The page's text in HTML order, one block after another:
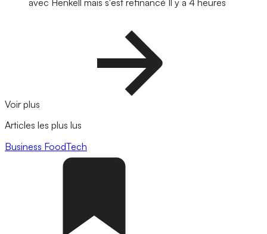
avec Henkell mais s'est refinancé Il y a 4 heures
Voir plus
Articles les plus lus
Business FoodTech